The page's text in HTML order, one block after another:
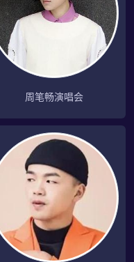
周笔畅演唱会